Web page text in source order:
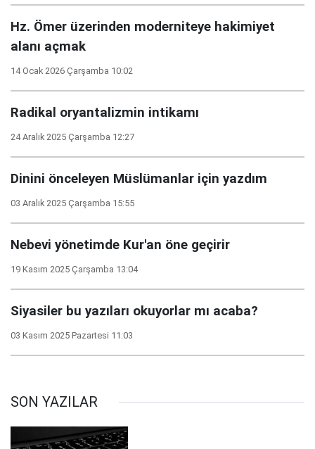
Hz. Ömer üzerinden moderniteye hakimiyet
alanı açmak
14 Ocak 2026 Çarşamba 10:02
Radikal oryantalizmin intikamı
24 Aralık 2025 Çarşamba 12:27
Dinini önceleyen Müslümanlar için yazdım
03 Aralık 2025 Çarşamba 15:55
Nebevi yönetimde Kur'an öne geçirir
19 Kasım 2025 Çarşamba 13:04
Siyasiler bu yazıları okuyorlar mı acaba?
03 Kasım 2025 Pazartesi 11:03
SON YAZILAR